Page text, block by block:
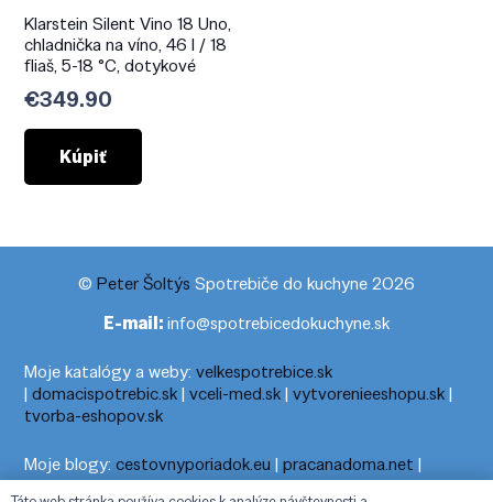
Klarstein Silent Vino 18 Uno,
chladnička na víno, 46 l / 18
fliaš, 5-18 °C, dotykové
€349.90
Kúpiť
© Peter Šoltýs Spotrebiče do kuchyne 2026
E-mail:info@spotrebicedokuchyne.sk
Moje katalógy a weby:velkespotrebice.sk
|domacispotrebic.sk|vceli-med.sk|vytvorenieeshopu.sk|
tvorba-eshopov.sk
Moje blogy:cestovnyporiadok.eu |pracanadoma.net |
telefonny-zoznam-podla-cisla.sk|praca-z-domu-na-pc.sk|